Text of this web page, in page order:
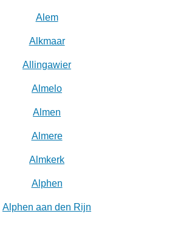
Alem
Alkmaar
Allingawier
Almelo
Almen
Almere
Almkerk
Alphen
Alphen aan den Rijn